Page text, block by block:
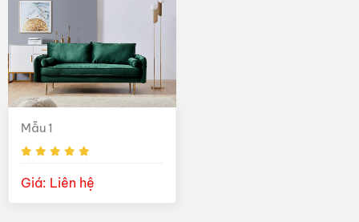
Mẫu 1
Giá: Liên hệ